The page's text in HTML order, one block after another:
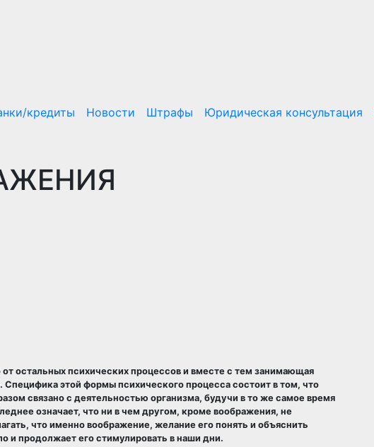
кредиты Новости Штрафы Юридическая консультация
остальных психических процессов и вместе с тем занимающая
этой формы психического процесса состоит в том, что
связано с деятельностью организма, будучи в то же самое время
означает, что ни в чем другом, кроме воображения, не
что именно воображение, желание его понять и объяснить
и продолжает его стимулировать в наши дни.